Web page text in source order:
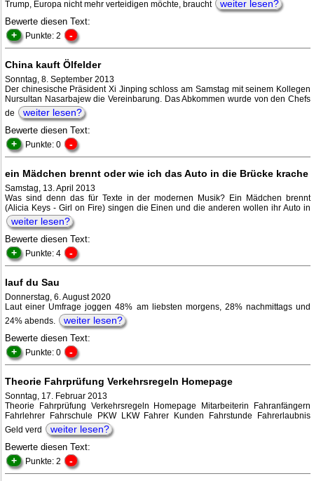
Trump, Europa nicht mehr verteidigen möchte, braucht weiter lesen?
Bewerte diesen Text:
+ Punkte: 2 -
China kauft Ölfelder
Sonntag, 8. September 2013
Der chinesische Präsident Xi Jinping schloss am Samstag mit seinem Kollegen
Nursultan Nasarbajew die Vereinbarung. Das Abkommen wurde von den Chefs
de
weiter lesen?
Bewerte diesen Text:
+ Punkte: 0 -
ein Mädchen brennt oder wie ich das Auto in die Brücke krache
Samstag, 13. April 2013
Was sind denn das für Texte in der modernen Musik? Ein Mädchen brennt
(Alicia Keys - Girl on Fire) singen die Einen und die anderen wollen ihr Auto in
weiter lesen?
Bewerte diesen Text:
+ Punkte: 4 -
lauf du Sau
Donnerstag, 6. August 2020
Laut einer Umfrage joggen 48% am liebsten morgens, 28% nachmittags und
24% abends.
weiter lesen?
Bewerte diesen Text:
+ Punkte: 0 -
Theorie Fahrprüfung Verkehrsregeln Homepage
Sonntag, 17. Februar 2013
Theorie Fahrprüfung Verkehrsregeln Homepage Mitarbeiterin Fahranfängern
Fahrlehrer Fahrschule PKW LKW Fahrer Kunden Fahrstunde Fahrerlaubnis
Geld verd
weiter lesen?
Bewerte diesen Text:
+ Punkte: 2 -